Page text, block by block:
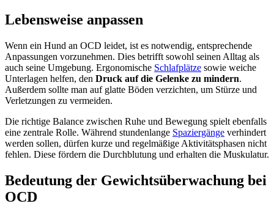
Lebensweise anpassen
Wenn ein Hund an OCD leidet, ist es notwendig, entsprechende
Anpassungen vorzunehmen. Dies betrifft sowohl seinen Alltag als
auch seine Umgebung. Ergonomische Schlafplätze sowie weiche
Unterlagen helfen, den Druck auf die Gelenke zu mindern.
Außerdem sollte man auf glatte Böden verzichten, um Stürze und
Verletzungen zu vermeiden.
Die richtige Balance zwischen Ruhe und Bewegung spielt ebenfalls
eine zentrale Rolle. Während stundenlange Spaziergänge verhindert
werden sollen, dürfen kurze und regelmäßige Aktivitätsphasen nicht
fehlen. Diese fördern die Durchblutung und erhalten die Muskulatur.
Bedeutung der Gewichtsüberwachung bei
OCD